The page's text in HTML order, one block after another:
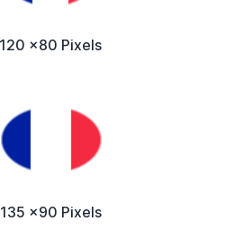
120 x80 Pixels
135 x90 Pixels